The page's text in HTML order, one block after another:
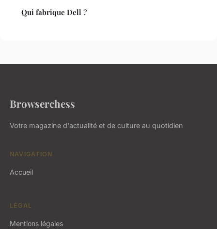
Qui fabrique Dell ?
Browserchess
Votre magazine d'actualité et de culture au quotidien
NAVIGATION
Accueil
LÉGAL
Mentions légales